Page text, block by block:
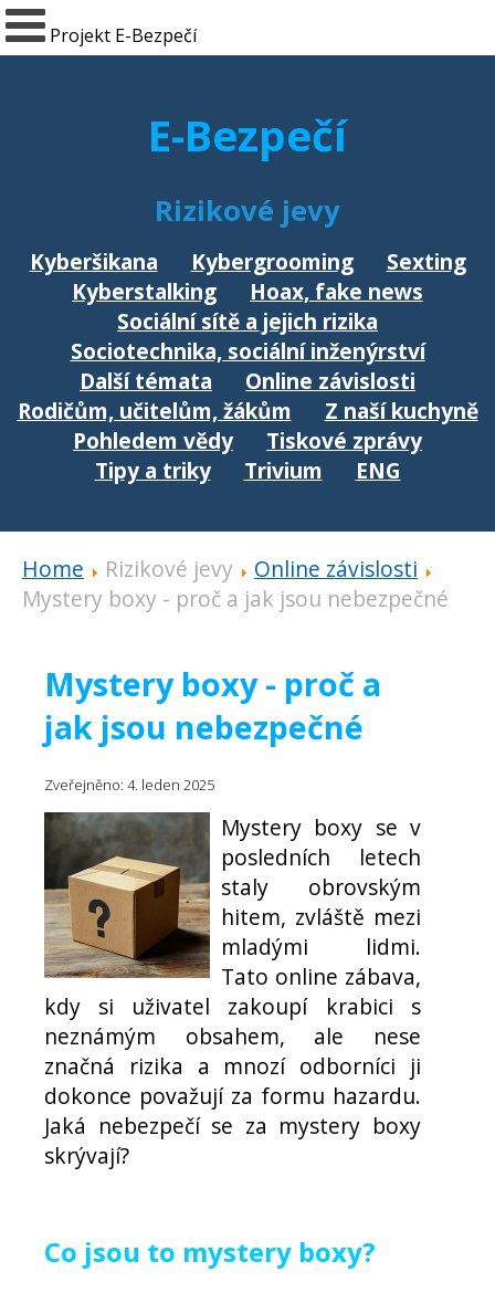
Projekt E-Bezpečí
E-Bezpečí
Rizikové jevy
Kyberšikana Kybergrooming
Sexting
Kyberstalking
Hoax, fake news
Sociální sítě a jejich rizika
Sociotechnika, sociální inženýrství
Další témata
Online závislosti
Rodičům, učitelům, žákům
Z naší kuchyně
Pohledem vědy
Tiskové zprávy
Tipy a triky
Trivium ENG
Home Rizikové jevy
Online závislosti
Mystery boxy - proč a jak jsou nebezpečné
Mystery boxy - proč a
jak jsou nebezpečné
Zveřejněno: 4. leden 2025
Mystery boxy se v
posledních letech
staly obrovským
hitem, zvláště mezi
mladými lidmi.
Tato online zábava,
kdy si uživatel zakoupí krabici s
neznámým obsahem, ale nese
značná rizika a mnozí odborníci ji
dokonce považují za formu hazardu.
Jaká nebezpečí se za mystery boxy
skrývají?
Co jsou to mystery boxy?